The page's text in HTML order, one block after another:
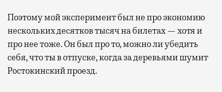
Поэтому мой эксперимент был не про экономию
нескольких десятков тысяч на билетах — хотя и
про нее тоже. Он был про то, можно ли убедить
себя, что ты в отпуске, когда за деревьями шумит
Ростокинский проезд.